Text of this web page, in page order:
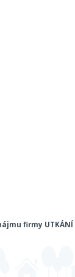
firmy UTKÁNÍ